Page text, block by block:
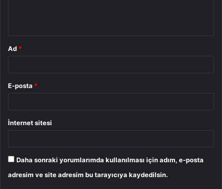
Ad *
E-posta *
İnternet sitesi
Daha sonraki yorumlarımda kullanılması için adım, e-posta
adresim ve site adresim bu tarayıcıya kaydedilsin.